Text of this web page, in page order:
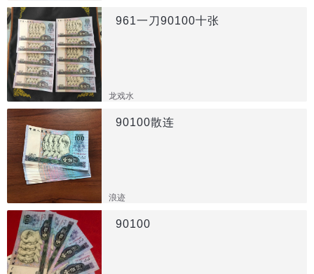
961一刀90100十张
龙戏水
90100散连
浪迹
90100